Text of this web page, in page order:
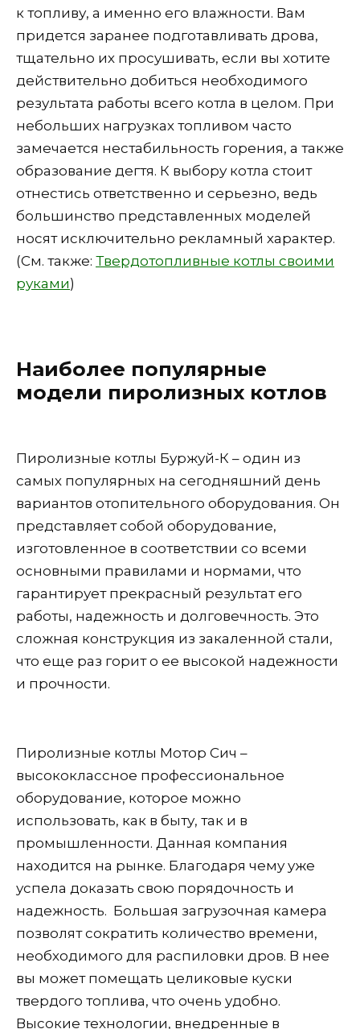
к топливу, а именно его влажности. Вам
придется заранее подготавливать дрова,
тщательно их просушивать, если вы хотите
действительно добиться необходимого
результата работы всего котла в целом. При
небольших нагрузках топливом часто
замечается нестабильность горения, а также
образование дегтя. К выбору котла стоит
отнестись ответственно и серьезно, ведь
большинство представленных моделей
носят исключительно рекламный характер.
(См. также: Твердотопливные котлы своими
руками)
Наиболее популярные
модели пиролизных котлов
Пиролизные котлы Буржуй-К – один из
самых популярных на сегодняшний день
вариантов отопительного оборудования. Он
представляет собой оборудование,
изготовленное в соответствии со всеми
основными правилами и нормами, что
гарантирует прекрасный результат его
работы, надежность и долговечность. Это
сложная конструкция из закаленной стали,
что еще раз горит о ее высокой надежности
и прочности.
Пиролизные котлы Мотор Сич –
высококлассное профессиональное
оборудование, которое можно
использовать, как в быту, так и в
промышленности. Данная компания
находится на рынке. Благодаря чему уже
успела доказать свою порядочность и
надежность. Большая загрузочная камера
позволят сократить количество времени,
необходимого для распиловки дров. В нее
вы может помещать целиковые куски
твердого топлива, что очень удобно.
Высокие технологии, внедренные в